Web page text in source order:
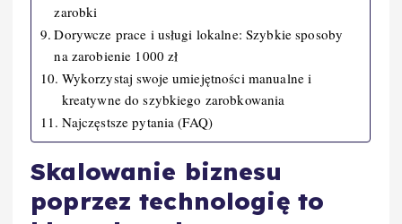
zarobki
Dorywcze prace i usługi lokalne: Szybkie sposoby
na zarobienie 1000 zł
Wykorzystaj swoje umiejętności manualne i
kreatywne do szybkiego zarobkowania
Najczęstsze pytania (FAQ)
Skalowanie biznesu
poprzez technologię to